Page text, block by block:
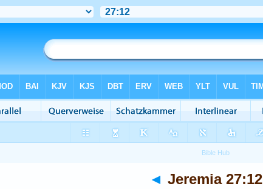
◄ Jeremia 27:12